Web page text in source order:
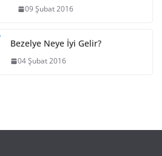
09 Şubat 2016
Bezelye Neye İyi Gelir?
04 Şubat 2016